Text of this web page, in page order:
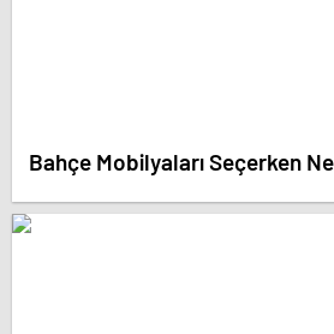
Bahçe Mobilyaları Seçerken